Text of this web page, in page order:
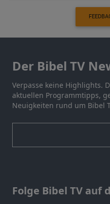
Der Bibel TV
Verpasse keine Highlights.
aktuellen Programmtipps,
Neuigkeiten rund um Bibel
Folge Bibel TV auf